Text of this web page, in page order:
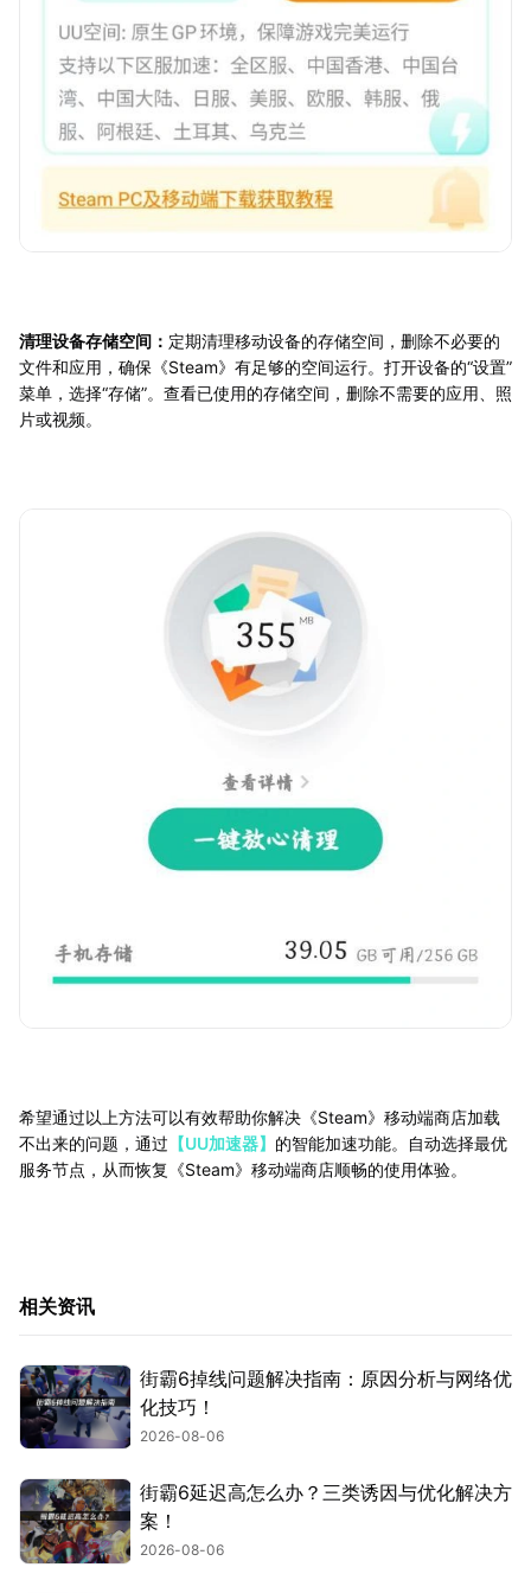
清理设备存储空间： 定期清理移动设备的存储空间，删除不必要的
文件和应用，确保《Steam》有足够的空间运行。打开设备的“设置”
菜单，选择“存储”。查看已使用的存储空间，删除不需要的应用、照
片或视频。
希望通过以上方法可以有效帮助你解决《Steam》移动端商店加载
不出来的问题，通过 【UU加速器】 的智能加速功能。自动选择最优
服务节点，从而恢复《Steam》移动端商店顺畅的使用体验。
相关资讯
街霸6掉线问题解决指南：原因分析与网络优
化技巧！
2026-08-06
街霸6延迟高怎么办？三类诱因与优化解决方
案！
2026-08-06